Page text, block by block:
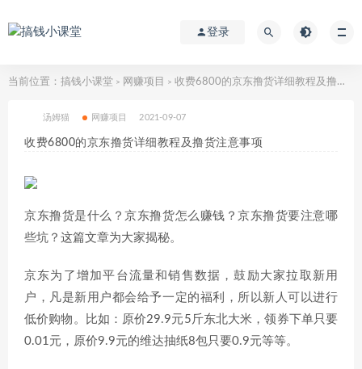
登录
当前位置： 搞钱小课堂 > 网赚项目 > 收费6800的京东撸货详细教程及撸货注意事项
汤姆猫 网赚项目 2021-09-07
收费6800的京东撸货详细教程及撸货注意事项
京东撸货是什么？京东撸货怎么赚钱？京东撸货要注意哪
些坑？这篇文章为大家揭秘。
京东为了增加平台流量和销售数据，鼓励大家拉取新用
户，凡是新用户都会给予一定的福利，所以新人可以进行
低价购物。比如：原价29.9元5斤东北大米，领券下单只要
0.01元，原价9.9元的维达抽纸8包只要0.9元等等。